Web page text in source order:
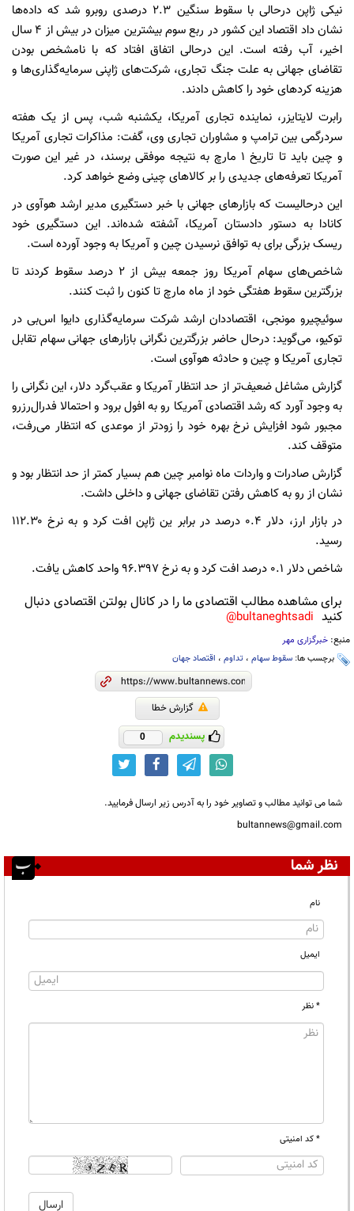
نیکی ژاپن درحالی با سقوط سنگین ۲.۳ درصدی روبرو شد که داده‌ها
نشان داد اقتصاد این کشور در ربع سوم بیشترین میزان در بیش از ۴ سال
اخیر، آب رفته است. این درحالی اتفاق افتاد که با نامشخص بودن
تقاضای جهانی به علت جنگ تجاری، شرکت‌های ژاپنی سرمایه‌گذاری‌ها و
هزینه کردهای خود را کاهش دادند.
رابرت لایتایزر، نماینده تجاری آمریکا، یکشنبه شب، پس از یک هفته
سردرگمی بین ترامپ و مشاوران تجاری وی، گفت: مذاکرات تجاری آمریکا
و چین باید تا تاریخ ۱ مارچ به نتیجه موفقی برسند، در غیر این صورت
آمریکا تعرفه‌های جدیدی را بر کالاهای چینی وضع خواهد کرد.
این درحالیست که بازارهای جهانی با خبر دستگیری مدیر ارشد هوآوی در
کانادا به دستور دادستان آمریکا، آشفته شده‌اند. این دستگیری خود
ریسک بزرگی برای به توافق نرسیدن چین و آمریکا به وجود آورده است.
شاخص‌های سهام آمریکا روز جمعه بیش از ۲ درصد سقوط کردند تا
بزرگترین سقوط هفتگی خود از ماه مارچ تا کنون را ثبت کنند.
سوئیچیرو مونجی، اقتصاددان ارشد شرکت سرمایه‌گذاری دایوا اس‌بی در
توکیو، می‌گوید: درحال حاضر بزرگترین نگرانی بازارهای جهانی سهام تقابل
تجاری آمریکا و چین و حادثه هوآوی است.
گزارش مشاغل ضعیف‌تر از حد انتظار آمریکا و عقب‌گرد دلار، این نگرانی‌ را
به وجود آورد که رشد اقتصادی آمریکا رو به افول برود و احتمالا فدرال‌رزرو
مجبور شود افزایش نرخ بهره خود را زودتر از موعدی که انتظار می‌رفت،
متوقف کند.
گزارش صادرات و واردات ماه نوامبر چین هم بسیار کمتر از حد انتظار بود و
نشان از رو به کاهش رفتن تقاضای جهانی و داخلی داشت.
در بازار ارز، دلار ۰.۴ درصد در برابر ین ژاپن افت کرد و به نرخ ۱۱۲.۳۰
رسید.
شاخص دلار ۰.۱ درصد افت کرد و به نرخ ۹۶.۳۹۷ واحد کاهش یافت.
برای مشاهده مطالب اقتصادی ما را در کانال بولتن اقتصادی دنبال
کنید bultaneghtsadi@
منبع: خبرگزاری مهر
برچسب ها: سقوط سهام ، تداوم ، اقتصاد جهان
گزارش خطا
پسندیدم 0
شما می توانید مطالب و تصاویر خود را به آدرس زیر ارسال فرمایید.
bultannews@gmail.com
نظر شما
نام
ایمیل
* نظر
* کد امنیتی